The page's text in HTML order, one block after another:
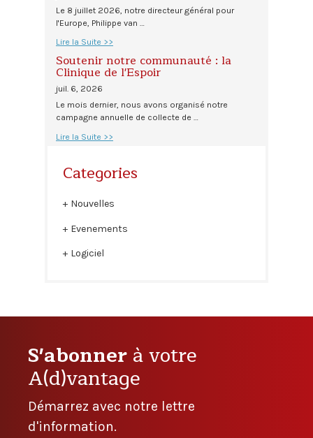
Le 8 juillet 2026, notre directeur général pour
l'Europe, Philippe van …
Lire la Suite >>
Soutenir notre communauté : la
Clinique de l'Espoir
juil. 6, 2026
Le mois dernier, nous avons organisé notre
campagne annuelle de collecte de …
Lire la Suite >>
Categories
Nouvelles
Evenements
Logiciel
S'abonnerà votre
A(d)vantage
Démarrez avec notre lettre
d'information.